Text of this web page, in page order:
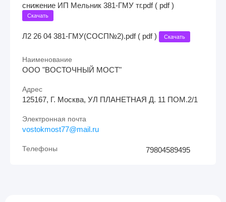
снижение ИП Мельник 381-ГМУ тг.pdf ( pdf )
Скачать
Л2 26 04 381-ГМУ(СОСП№2).pdf ( pdf ) Скачать
Наименование
ООО "ВОСТОЧНЫЙ МОСТ"
Адрес
125167, Г. Москва, УЛ ПЛАНЕТНАЯ Д. 11 ПОМ.2/1
Электронная почта
vostokmost77@mail.ru
Телефоны 79804589495